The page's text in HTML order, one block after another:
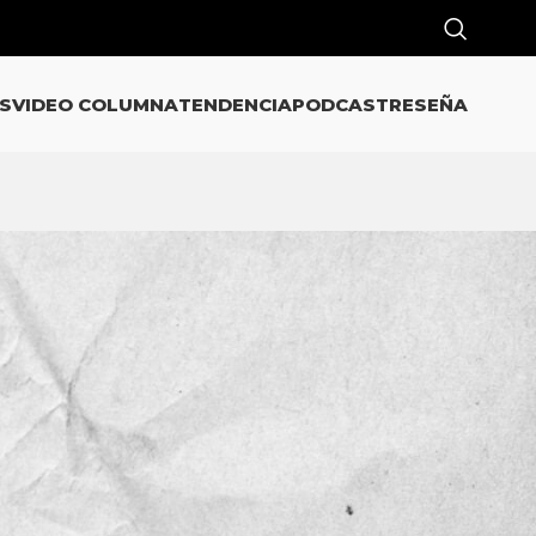
VIDEO COLUMNATENDENCIAPODCASTRESEÑA